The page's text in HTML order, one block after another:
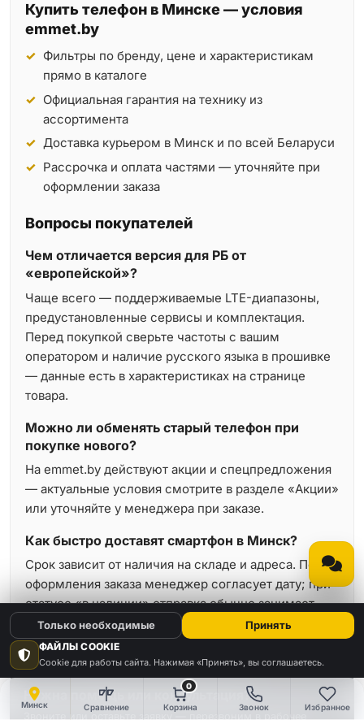
Минск Сравнение
0
Корзина Звонок Избранное
Купить телефон в Минске — условия
emmet.by
Фильтры по бренду, цене и характеристикам
прямо в каталоге
Официальная гарантия на технику из
ассортимента
Доставка курьером в Минск и по всей Беларуси
Рассрочка и оплата частями — уточняйте при
оформлении заказа
Вопросы покупателей
Чем отличается версия для РБ от
«европейской»?
Чаще всего — поддерживаемые LTE-диапазоны,
предустановленные сервисы и комплектация.
Перед покупкой сверьте частоты с вашим
оператором и наличие русского языка в прошивке
— данные есть в характеристиках на странице
товара.
Можно ли обменять старый телефон при
покупке нового?
На emmet.by действуют акции и спецпредложения
— актуальные условия смотрите в разделе «Акции»
или уточняйте у менеджера при заказе.
Как быстро доставят смартфон в Минск?
Срок зависит от наличия на складе и адреса. После
оформления заказа менеджер согласует дату; при
статусе «в наличии» отправка обычно занимает
минимальное время.
Нужна помощь или консультация?
ФАЙЛЫ COOKIE
Cookie для работы сайта. Нажимая «Принять», вы соглашаетесь.
Только необходимые Принять